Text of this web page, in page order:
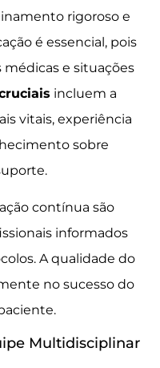
rigoroso e
é essencial, pois
e situações
incluem a
vitais, experiência
sobre
contínua são
informados
A qualidade do
no sucesso do
Multidisciplinar